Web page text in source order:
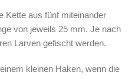
Kette aus fünf miteinander
von jeweils 25 mm. Je nach
Larven gefischt werden.
kleinen Haken, wenn die